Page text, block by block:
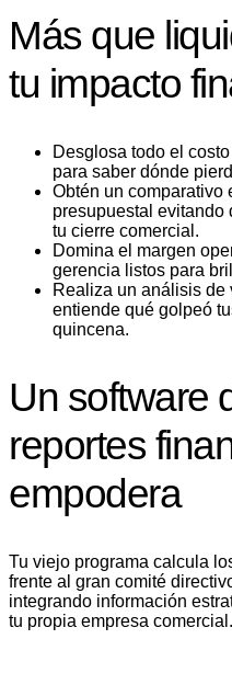
Más que
tu impacto
​Desglosa todo el
para saber dónde
​Obtén un comparativo
presupuestal evitando
tu cierre comercial.
​Domina el margen
gerencia listos para
​Realiza un análisis
entiende qué golpeó
quincena.
Un software
reportes
empodera
Tu viejo programa calcula
frente al gran comité
integrando información
tu propia empresa comercial.